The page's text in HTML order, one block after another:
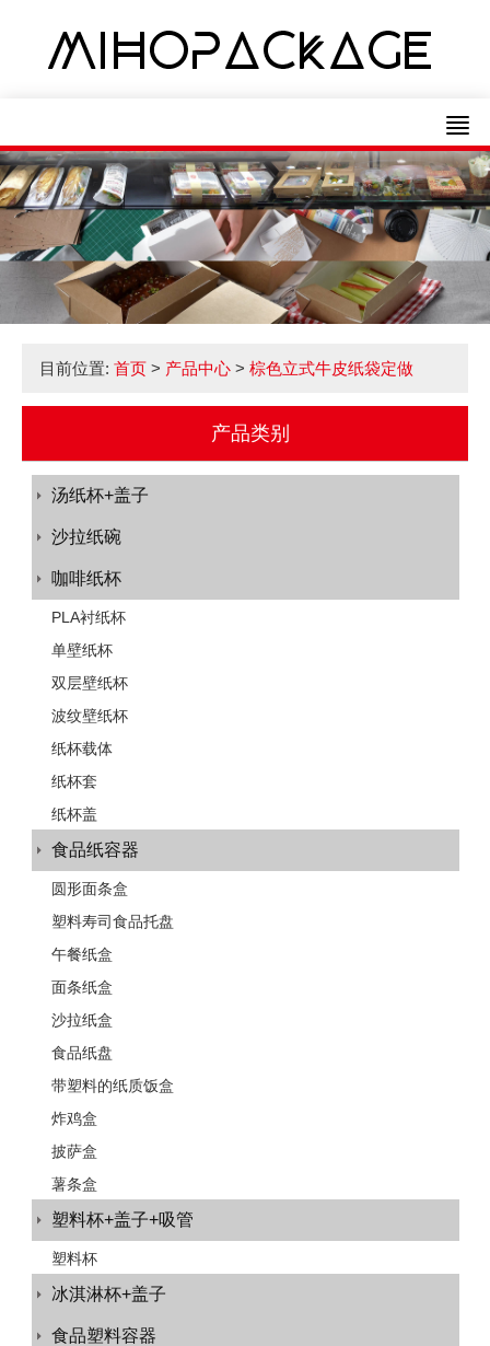
目前位置: 首页 > 产品中心 > 棕色立式牛皮纸袋定做
产品类别
汤纸杯+盖子
沙拉纸碗
咖啡纸杯
PLA衬纸杯
单壁纸杯
双层壁纸杯
波纹壁纸杯
纸杯载体
纸杯套
纸杯盖
食品纸容器
圆形面条盒
塑料寿司食品托盘
午餐纸盒
面条纸盒
沙拉纸盒
食品纸盘
带塑料的纸质饭盒
炸鸡盒
披萨盒
薯条盒
塑料杯+盖子+吸管
塑料杯
冰淇淋杯+盖子
食品塑料容器